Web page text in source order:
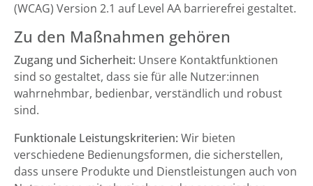
(WCAG) Version 2.1 auf Level AA barrierefrei gestaltet.
Zu den Maßnahmen gehören
Zugang und Sicherheit: Unsere Kontaktfunktionen
sind so gestaltet, dass sie für alle Nutzer:innen
wahrnehmbar, bedienbar, verständlich und robust
sind.
Funktionale Leistungskriterien: Wir bieten
verschiedene Bedienungsformen, die sicherstellen,
dass unsere Produkte und Dienstleistungen auch von